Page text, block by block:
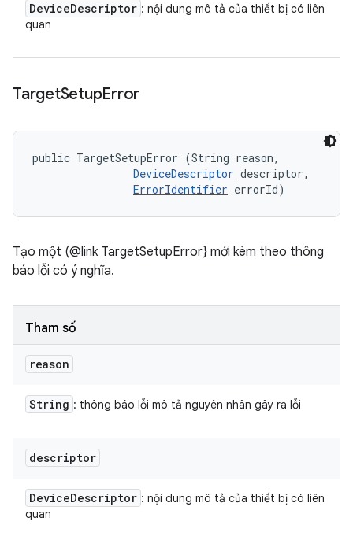
DeviceDescriptor : nội dung mô tả của thiết bị có liên
quan
TargetSetupError
public TargetSetupError (String reason,
DeviceDescriptor descriptor,
ErrorIdentifier errorId)
Tạo một (@link TargetSetupError} mới kèm theo thông
báo lỗi có ý nghĩa.
Tham số
reason
String : thông báo lỗi mô tả nguyên nhân gây ra lỗi
descriptor
DeviceDescriptor : nội dung mô tả của thiết bị có liên
quan